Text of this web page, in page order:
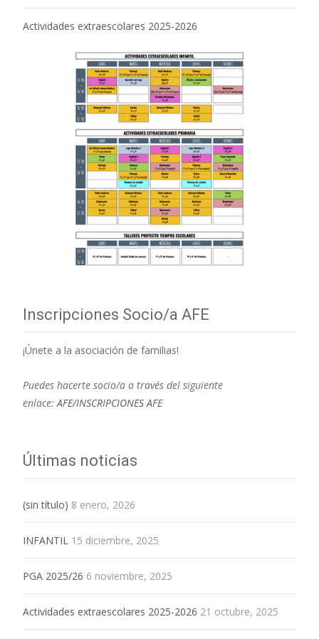
Actividades extraescolares 2025-2026
Inscripciones Socio/a AFE
¡Únete a la asociación de familias!
Puedes hacerte socio/a a través del siguiente
enlace: AFE/INSCRIPCIONES AFE
Últimas noticias
(sin título) 8 enero, 2026
INFANTIL 15 diciembre, 2025
PGA 2025/26 6 noviembre, 2025
Actividades extraescolares 2025-2026 21 octubre, 2025